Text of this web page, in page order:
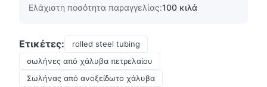
Ελάχιστη ποσότητα παραγγελίας:100 κιλά
Ετικέτες:
rolled steel tubing
σωλήνες από χάλυβα πετρελαίου
Σωλήνας από ανοξείδωτο χάλυβα